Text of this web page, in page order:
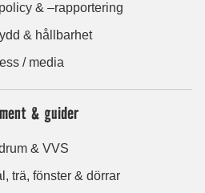
& –rapportering
& hållbarhet
/ media
& guider
& VVS
trä, fönster & dörrar